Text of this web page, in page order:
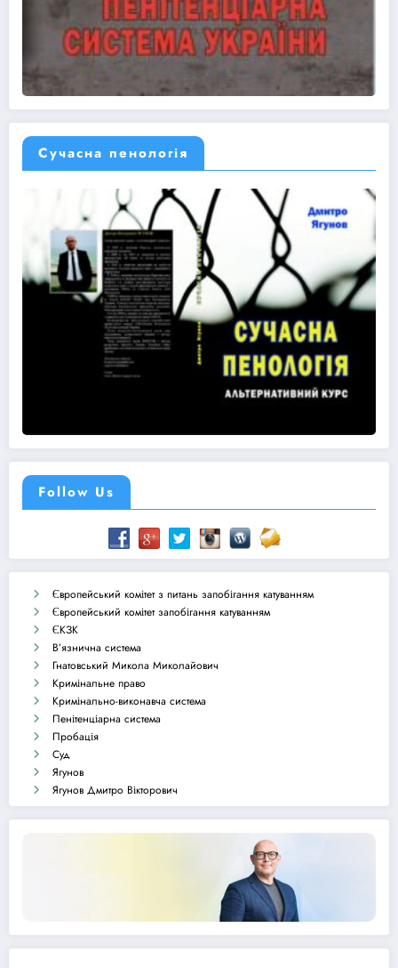
Сучасна пенологія
Follow Us
Європейський комітет з питань запобігання катуванням
Європейський комітет запобігання катуванням
ЄКЗК
В’язнична система
Гнатовський Микола Миколайович
Кримінальне право
Кримінально-виконавча система
Пенітенціарна система
Пробація
Суд
Ягунов
Ягунов Дмитро Вікторович